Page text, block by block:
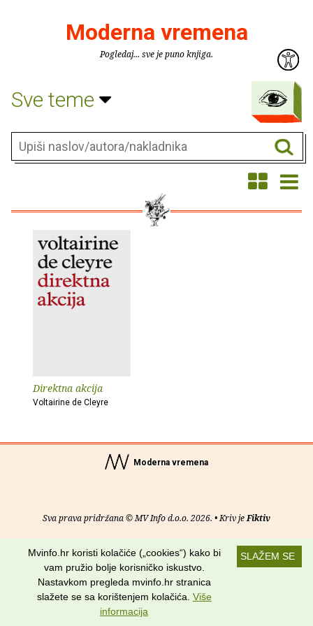
Moderna vremena
Pogledaj... sve je puno knjiga.
Sve teme
Direktna akcija
Voltairine de Cleyre
Moderna vremena
Sva prava pridržana © MV Info d.o.o. 2026. • Kriv jeFiktiv
RSS kanali
Potraži nas na:
SLAŽEM SE
Mvinfo.hr koristi kolačiće („cookies“) kako bi
vam pružio bolje korisničko iskustvo.
Nastavkom pregleda mvinfo.hr stranica
slažete se sa korištenjem kolačića. Više
informacija